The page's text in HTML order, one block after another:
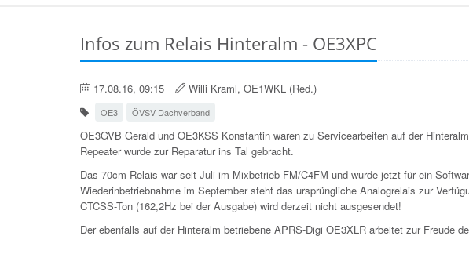
Infos zum Relais Hinteralm - OE3XPC
17.08.16, 09:15 Willi Kraml, OE1WKL (Red.)
OE3 ÖVSV Dachverband
OE3GVB Gerald und OE3KSS Konstantin waren zu Servicearbeiten auf der
Repeater wurde zur Reparatur ins Tal gebracht.
Das 70cm-Relais war seit Juli im Mixbetrieb FM/C4FM und wurde jetzt für ein
Wiederinbetriebnahme im September steht das ursprüngliche Analogrelais zur
CTCSS-Ton (162,2Hz bei der Ausgabe) wird derzeit nicht ausgesendet!
Der ebenfalls auf der Hinteralm betriebene APRS-Digi OE3XLR arbeitet zur Freude